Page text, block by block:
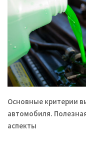
Основные критерии
автомобиля.
аспекты